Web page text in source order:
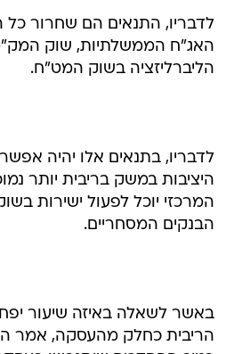
לדבריו, התנאים הם שחרור
האג"ח הממשלתיות, שוק
הליברליזציה בשוק המט"ח.
לדבריו, בתנאים אלו יהיה
היציבות במשק בריבית יותר
המרכזי יוכל לפעול ישירות
הבנקים המסחריים.
באשר לשאלה באיזה שיעור
הריבית כחלק מהעסקה, אמר